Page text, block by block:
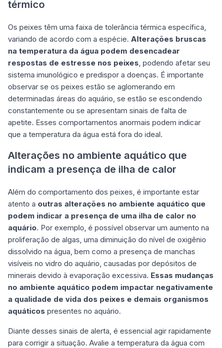
térmico
Os peixes têm uma faixa de tolerância térmica específica,
variando de acordo com a espécie. Alterações bruscas
na temperatura da água podem desencadear
respostas de estresse nos peixes, podendo afetar seu
sistema imunológico e predispor a doenças. É importante
observar se os peixes estão se aglomerando em
determinadas áreas do aquário, se estão se escondendo
constantemente ou se apresentam sinais de falta de
apetite. Esses comportamentos anormais podem indicar
que a temperatura da água está fora do ideal.
Alterações no ambiente aquático que
indicam a presença de ilha de calor
Além do comportamento dos peixes, é importante estar
atento a outras alterações no ambiente aquático que
podem indicar a presença de uma ilha de calor no
aquário. Por exemplo, é possível observar um aumento na
proliferação de algas, uma diminuição do nível de oxigênio
dissolvido na água, bem como a presença de manchas
visíveis no vidro do aquário, causadas por depósitos de
minerais devido à evaporação excessiva. Essas mudanças
no ambiente aquático podem impactar negativamente
a qualidade de vida dos peixes e demais organismos
aquáticos presentes no aquário.
Diante desses sinais de alerta, é essencial agir rapidamente
para corrigir a situação. Avalie a temperatura da água com